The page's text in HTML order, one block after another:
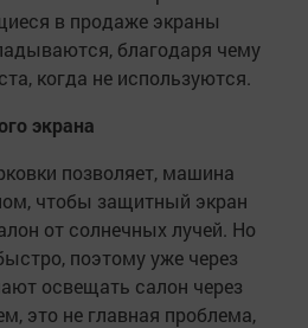
в продаже экраны
благодаря чему
когда не используются.
экрана
позволяет, машина
чтобы защитный экран
от солнечных лучей. Но
поэтому уже через
освещать салон через
это не главная проблема,